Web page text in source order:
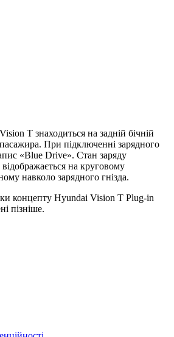
T знаходиться на задній бічній
При підключенні зарядного
«Blue Drive». Стан заряду
на круговому
навколо зарядного гнізда.
концепту Hyundai Vision T Plug-in
пізніше.